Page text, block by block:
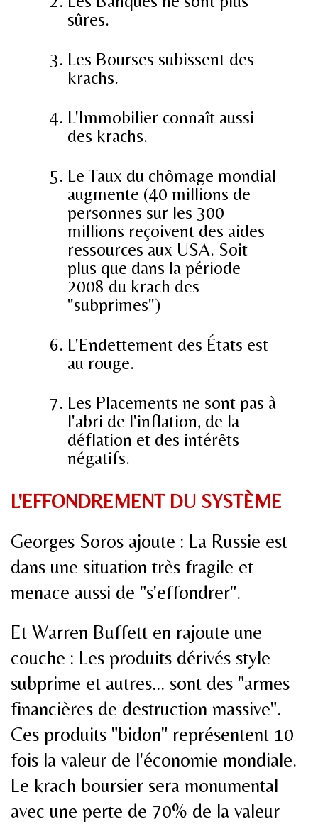
sûres.
Les Bourses subissent des
krachs.
L'Immobilier connaît aussi
des krachs.
Le Taux du chômage mondial
augmente (40 millions de
personnes sur les 300
millions reçoivent des aides
ressources aux USA. Soit
plus que dans la période
2008 du krach des
"subprimes")
L'Endettement des États est
au rouge.
Les Placements ne sont pas à
l'abri de l'inflation, de la
déflation et des intérêts
négatifs.
L'EFFONDREMENT DU SYSTÈME
Georges Soros ajoute : La Russie est
dans une situation très fragile et
menace aussi de "s'effondrer".
Et Warren Buffett en rajoute une
couche : Les produits dérivés style
subprime et autres... sont des "armes
financières de destruction massive".
Ces produits "bidon" représentent 10
fois la valeur de l'économie mondiale.
Le krach boursier sera monumental
avec une perte de 70% de la valeur